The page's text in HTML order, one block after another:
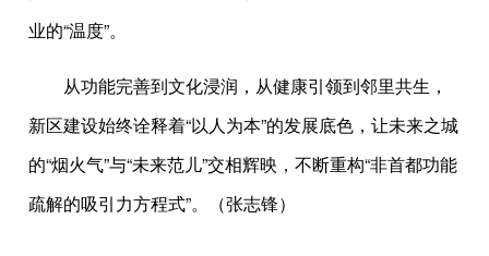
业的“温度”。
从功能完善到文化浸润，从健康引领到邻里共生，
新区建设始终诠释着“以人为本”的发展底色，让未来之城
的“烟火气”与“未来范儿”交相辉映，不断重构“非首都功能
疏解的吸引力方程式”。（张志锋）